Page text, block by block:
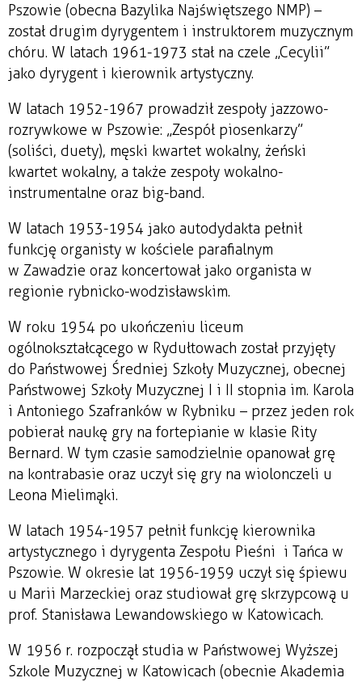
Pszowie (obecna Bazylika Najświętszego NMP) –
został drugim dyrygentem i instruktorem muzycznym
chóru. W latach 1961-1973 stał na czele „Cecylii”
jako dyrygent i kierownik artystyczny.
W latach 1952-1967 prowadził zespoły jazzowo-
rozrywkowe w Pszowie: „Zespół piosenkarzy”
(soliści, duety), męski kwartet wokalny, żeński
kwartet wokalny, a także zespoły wokalno-
instrumentalne oraz big-band.
W latach 1953-1954 jako autodydakta pełnił
funkcję organisty w kościele parafialnym
w Zawadzie oraz koncertował jako organista w
regionie rybnicko-wodzisławskim.
W roku 1954 po ukończeniu liceum
ogólnokształcącego w Rydułtowach został przyjęty
do Państwowej Średniej Szkoły Muzycznej, obecnej
Państwowej Szkoły Muzycznej I i II stopnia im. Karola
i Antoniego Szafranków w Rybniku – przez jeden rok
pobierał naukę gry na fortepianie w klasie Rity
Bernard. W tym czasie samodzielnie opanował grę
na kontrabasie oraz uczył się gry na wiolonczeli u
Leona Mielimąki.
W latach 1954-1957 pełnił funkcję kierownika
artystycznego i dyrygenta Zespołu Pieśni i Tańca w
Pszowie. W okresie lat 1956-1959 uczył się śpiewu
u Marii Marzeckiej oraz studiował grę skrzypcową u
prof. Stanisława Lewandowskiego w Katowicach.
W 1956 r. rozpoczął studia w Państwowej Wyższej
Szkole Muzycznej w Katowicach (obecnie Akademia